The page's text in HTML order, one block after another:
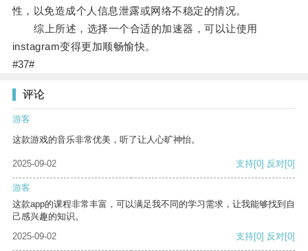
性，以免造成个人信息泄露或网络不稳定的情况。
综上所述，选择一个合适的加速器，可以让使用
instagram变得更加顺畅愉快。
#37#
评论
游客
这款游戏的音乐非常优美，听了让人心旷神怡。
2025-09-02 支持[0] 反对[0]
游客
这款app的课程非常丰富，可以满足我不同的学习需求，让我能够找到自
己感兴趣的知识。
2025-09-02
支持[0] 反对[0]